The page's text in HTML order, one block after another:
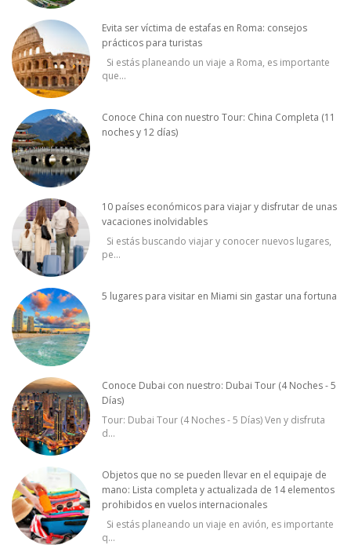
Evita ser víctima de estafas en Roma: consejos
prácticos para turistas
Si estás planeando un viaje a Roma, es importante
que...
Conoce China con nuestro Tour: China Completa (11
noches y 12 días)
10 países económicos para viajar y disfrutar de unas
vacaciones inolvidables
Si estás buscando viajar y conocer nuevos lugares,
pe...
5 lugares para visitar en Miami sin gastar una fortuna
Conoce Dubai con nuestro: Dubai Tour (4 Noches - 5
Días)
Tour: Dubai Tour (4 Noches - 5 Días) Ven y disfruta
d...
Objetos que no se pueden llevar en el equipaje de
mano: Lista completa y actualizada de 14 elementos
prohibidos en vuelos internacionales
Si estás planeando un viaje en avión, es importante
q...